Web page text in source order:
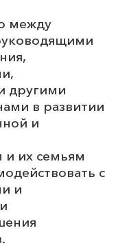
между
другими
в развитии
и
и их семьям
с
и